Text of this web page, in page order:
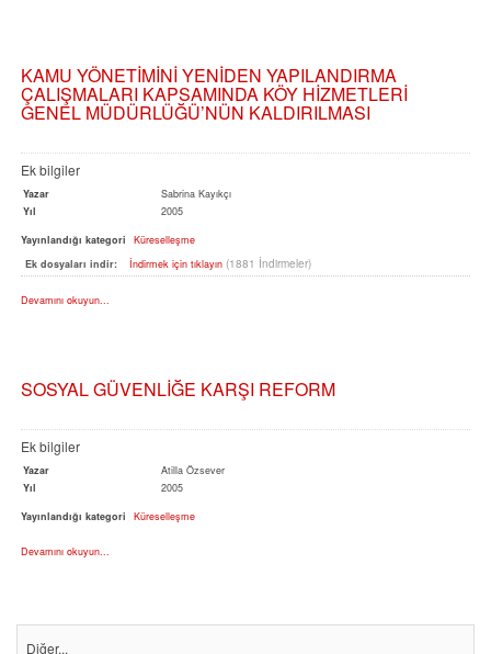
KAMU YÖNETİMİNİ YENİDEN YAPILANDIRMA
ÇALIŞMALARI KAPSAMINDA KÖY HİZMETLERİ
GENEL MÜDÜRLÜĞÜ’NÜN KALDIRILMASI
Ek bilgiler
Yazar
Sabrina Kayıkçı
Yıl
2005
Yayınlandığı kategori
Küreselleşme
Ek dosyaları indir:
İndirmek için tıklayın (1881 İndirmeler)
Devamını okuyun...
SOSYAL GÜVENLİĞE KARŞI REFORM
Ek bilgiler
Yazar
Atilla Özsever
Yıl
2005
Yayınlandığı kategori
Küreselleşme
Devamını okuyun...
Diğer...